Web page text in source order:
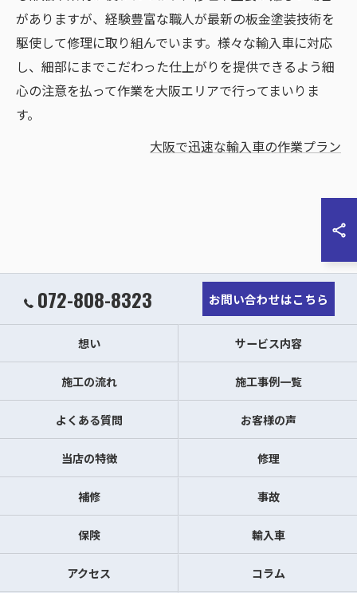
がありますが、経験豊富な職人が最新の板金塗装技術を
駆使して修理に取り組んでいます。様々な輸入車に対応
し、細部にまでこだわった仕上がりを提供できるよう細
心の注意を払って作業を大阪エリアで行ってまいりま
す。
大阪で迅速な輸入車の作業プラン
072-808-8323 お問い合わせはこちら
想い サービス内容
施工の流れ 施工事例一覧
よくある質問 お客様の声
当店の特徴 修理
補修 事故
保険 輸入車
アクセス コラム